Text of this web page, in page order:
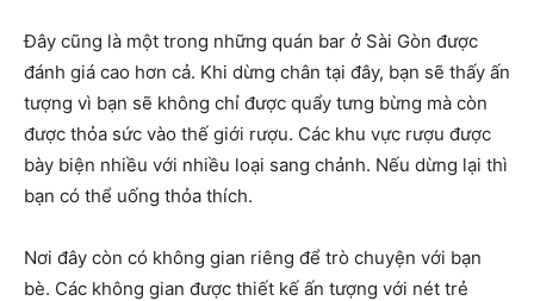
Đây cũng là một trong những quán bar ở Sài Gòn được
đánh giá cao hơn cả. Khi dừng chân tại đây, bạn sẽ thấy ấn
tượng vì bạn sẽ không chỉ được quẩy tưng bừng mà còn
được thỏa sức vào thế giới rượu. Các khu vực rượu được
bày biện nhiều với nhiều loại sang chảnh. Nếu dừng lại thì
bạn có thể uống thỏa thích.
Nơi đây còn có không gian riêng để trò chuyện với bạn
bè. Các không gian được thiết kế ấn tượng với nét trẻ